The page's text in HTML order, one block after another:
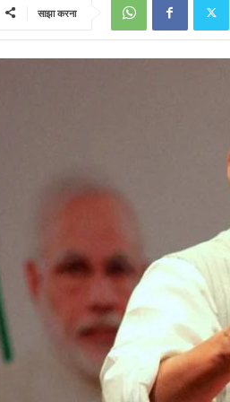
साझा करना